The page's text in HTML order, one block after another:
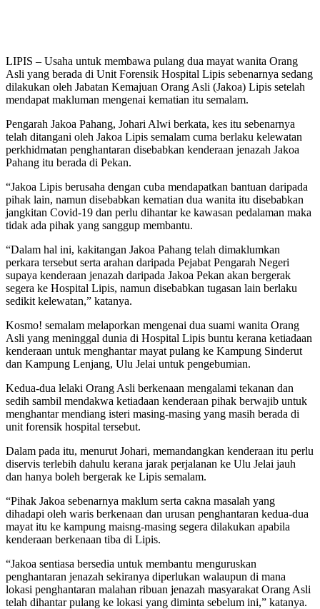
LIPIS – Usaha untuk membawa pulang dua mayat wanita Orang
Asli yang berada di Unit Forensik Hospital Lipis sebenarnya sedang
dilakukan oleh Jabatan Kemajuan Orang Asli (Jakoa) Lipis setelah
mendapat makluman mengenai kematian itu semalam.
Pengarah Jakoa Pahang, Johari Alwi berkata, kes itu sebenarnya
telah ditangani oleh Jakoa Lipis semalam cuma berlaku kelewatan
perkhidmatan penghantaran disebabkan kenderaan jenazah Jakoa
Pahang itu berada di Pekan.
“Jakoa Lipis berusaha dengan cuba mendapatkan bantuan daripada
pihak lain, namun disebabkan kematian dua wanita itu disebabkan
jangkitan Covid-19 dan perlu dihantar ke kawasan pedalaman maka
tidak ada pihak yang sanggup membantu.
“Dalam hal ini, kakitangan Jakoa Pahang telah dimaklumkan
perkara tersebut serta arahan daripada Pejabat Pengarah Negeri
supaya kenderaan jenazah daripada Jakoa Pekan akan bergerak
segera ke Hospital Lipis, namun disebabkan tugasan lain berlaku
sedikit kelewatan,” katanya.
Kosmo! semalam melaporkan mengenai dua suami wanita Orang
Asli yang meninggal dunia di Hospital Lipis buntu kerana ketiadaan
kenderaan untuk menghantar mayat pulang ke Kampung Sinderut
dan Kampung Lenjang, Ulu Jelai untuk pengebumian.
Kedua-dua lelaki Orang Asli berkenaan mengalami tekanan dan
sedih sambil mendakwa ketiadaan kenderaan pihak berwajib untuk
menghantar mendiang isteri masing-masing yang masih berada di
unit forensik hospital tersebut.
Dalam pada itu, menurut Johari, memandangkan kenderaan itu perlu
diservis terlebih dahulu kerana jarak perjalanan ke Ulu Jelai jauh
dan hanya boleh bergerak ke Lipis semalam.
“Pihak Jakoa sebenarnya maklum serta cakna masalah yang
dihadapi oleh waris berkenaan dan urusan penghantaran kedua-dua
mayat itu ke kampung maisng-masing segera dilakukan apabila
kenderaan berkenaan tiba di Lipis.
“Jakoa sentiasa bersedia untuk membantu menguruskan
penghantaran jenazah sekiranya diperlukan walaupun di mana
lokasi penghantaran malahan ribuan jenazah masyarakat Orang Asli
telah dihantar pulang ke lokasi yang diminta sebelum ini,” katanya.